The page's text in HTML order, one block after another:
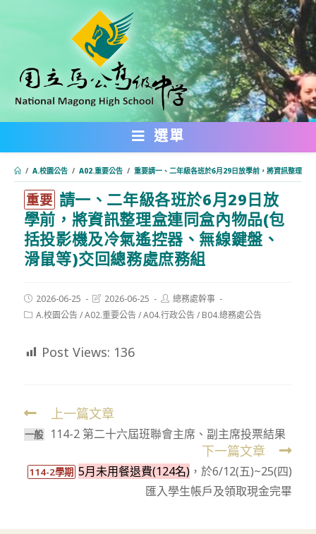
內
選單
/ A.校園公告 / A02.重要公告 / 重要請一、二年級各班於6月29日放學前，將資訊整理盒
重要 請一、二年級各班於6月29日放
學前，將資訊整理盒連同盒內物品(包
括投影機及冷氣遙控器、無線鍵盤、
滑鼠等)交回總務處庶務組
Post
published:
2026-06-25
Post
last
modified:
2026-06-25
Post
author:
總務處幹事
PostA.校園公告/A02.重要公告/A04.行政公告/ B04.總務處公告
Post Views: 136
Read
more
articles
上一篇文章
一般 114-2 第二十六屆班聯會主席、副主席投票結果
下一篇文章
114-2學期 5月未用餐退費(124名) ，於6/12(五)~25(四)
匯入學生帳戶及領取現金完畢